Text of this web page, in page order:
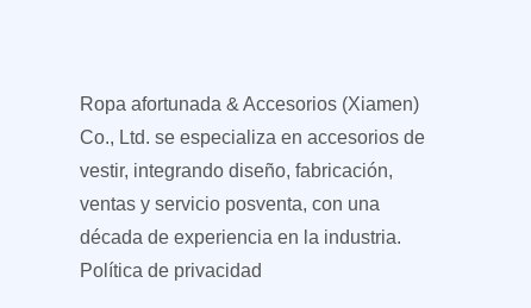
Ropa afortunada & Accesorios (Xiamen)
Co., Ltd. se especializa en accesorios de
vestir, integrando diseño, fabricación,
ventas y servicio posventa, con una
década de experiencia en la industria.
Política de privacidad